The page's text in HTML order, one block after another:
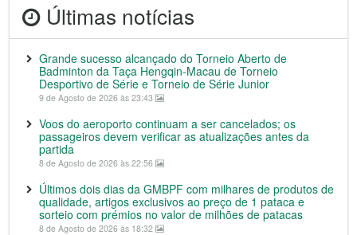
Últimas notícias
Grande sucesso alcançado do Torneio Aberto de
Badminton da Taça Hengqin-Macau de Torneio
Desportivo de Série e Torneio de Série Junior
9 de Agosto de 2026 às 23:43
Voos do aeroporto continuam a ser cancelados; os
passageiros devem verificar as atualizações antes da
partida
8 de Agosto de 2026 às 22:56
Últimos dois dias da GMBPF com milhares de produtos de
qualidade, artigos exclusivos ao preço de 1 pataca e
sorteio com prémios no valor de milhões de patacas
8 de Agosto de 2026 às 18:32